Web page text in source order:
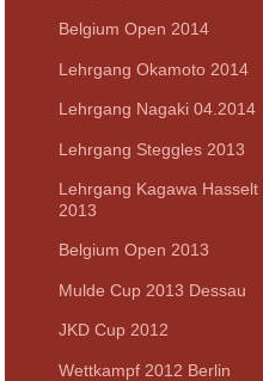
Belgium Open 2014
Lehrgang Okamoto 2014
Lehrgang Nagaki 04.2014
Lehrgang Steggles 2013
Lehrgang Kagawa Hasselt
2013
Belgium Open 2013
Mulde Cup 2013 Dessau
JKD Cup 2012
Wettkampf 2012 Berlin